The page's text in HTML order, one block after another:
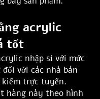
acrylic
tốt
nhập sỉ với mức
với các nhà bán
kiếm trực tuyến.
hàng này theo hình